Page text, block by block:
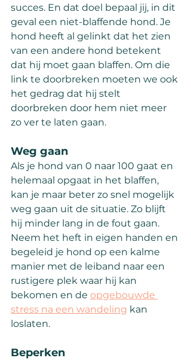
succes. En dat doel bepaal jij, in dit
geval een niet-blaffende hond. Je
hond heeft al gelinkt dat het zien
van een andere hond betekent
dat hij moet gaan blaffen. Om die
link te doorbreken moeten we ook
het gedrag dat hij stelt
doorbreken door hem niet meer
zo ver te laten gaan.
Weg gaan
Als je hond van 0 naar 100 gaat en
helemaal opgaat in het blaffen,
kan je maar beter zo snel mogelijk
weg gaan uit de situatie. Zo blijft
hij minder lang in de fout gaan.
Neem het heft in eigen handen en
begeleid je hond op een kalme
manier met de leiband naar een
rustigere plek waar hij kan
bekomen en de opgebouwde
stress na een wandeling kan
loslaten.
Beperken